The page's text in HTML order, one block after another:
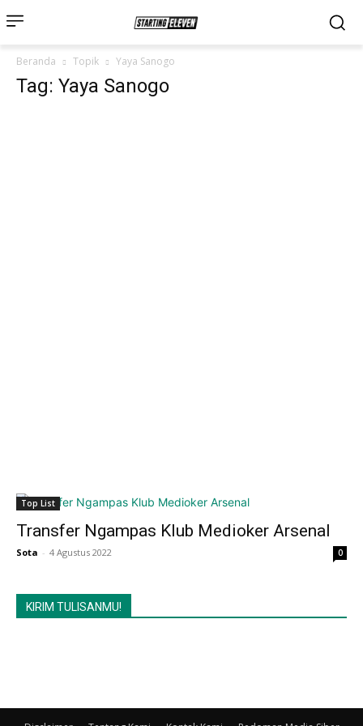
Beranda Topik Yaya Sanogo
Tag: Yaya Sanogo
Top List
Transfer Ngampas Klub Medioker Arsenal
Sota - 4 Agustus 2022 0
KIRIM TULISANMU!